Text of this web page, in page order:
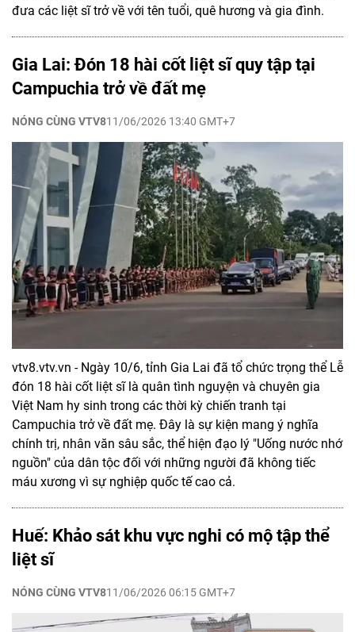
đưa các liệt sĩ trở về với tên tuổi, quê hương và gia đình.
Gia Lai: Đón 18 hài cốt liệt sĩ quy tập tại
Campuchia trở về đất mẹ
NÓNG CÙNG VTV811/06/2026 13:40 GMT+7
vtv8.vtv.vn - Ngày 10/6, tỉnh Gia Lai đã tổ chức trọng thể Lễ
đón 18 hài cốt liệt sĩ là quân tình nguyện và chuyên gia
Việt Nam hy sinh trong các thời kỳ chiến tranh tại
Campuchia trở về đất mẹ. Đây là sự kiện mang ý nghĩa
chính trị, nhân văn sâu sắc, thể hiện đạo lý "Uống nước nhớ
nguồn" của dân tộc đối với những người đã không tiếc
máu xương vì sự nghiệp quốc tế cao cả.
Huế: Khảo sát khu vực nghi có mộ tập thể
liệt sĩ
NÓNG CÙNG VTV811/06/2026 06:15 GMT+7